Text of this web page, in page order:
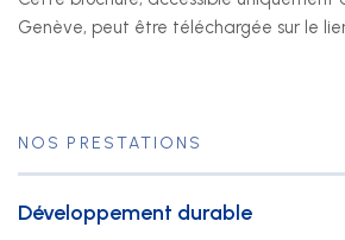
NOS PRESTATIONS
Développement durable
Genève, peut être téléchargée sur le